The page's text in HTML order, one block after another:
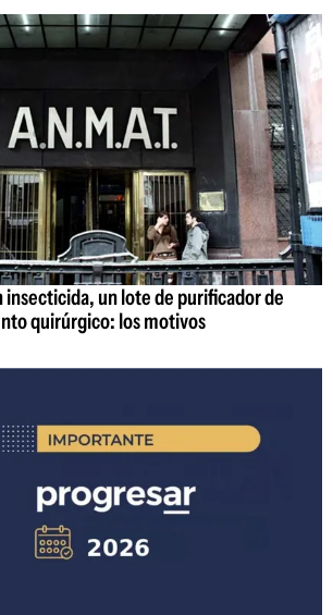
insecticida, un lote de purificador de
quirúrgico: los motivos